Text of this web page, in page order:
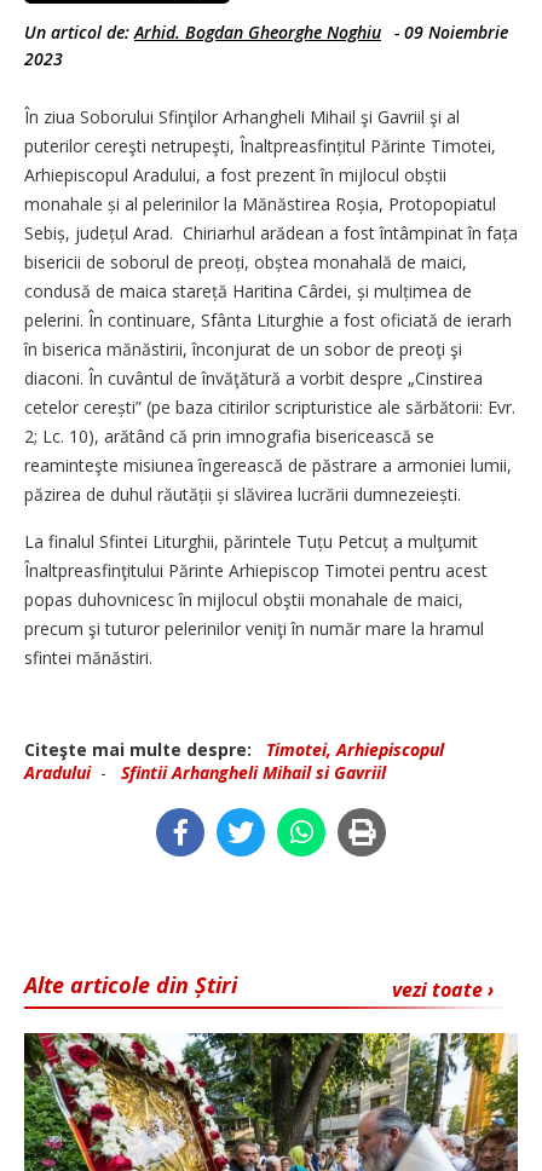
Un articol de:Arhid. Bogdan Gheorghe Noghiu - 09 Noiembrie
2023
În ziua Soborului Sfinţilor Arhangheli Mihail şi Gavriil şi al
puterilor cereşti netrupeşti, Înaltpreasfințitul Părinte Timotei,
Arhiepiscopul Aradului, a fost prezent în mijlocul obștii
monahale și al pelerinilor la Mănăstirea Roșia, Protopopiatul
Sebiș, județul Arad. Chiriarhul arădean a fost întâmpinat în fața
bisericii de soborul de preoți, obștea monahală de maici,
condusă de maica stareță Haritina Cârdei, și mulțimea de
pelerini. În continuare, Sfânta Liturghie a fost oficiată de ierarh
în biserica mănăstirii, înconjurat de un sobor de preoţi şi
diaconi. În cuvântul de învăţătură a vorbit despre „Cinstirea
cetelor cerești” (pe baza citirilor scripturistice ale sărbătorii: Evr.
2; Lc. 10), arătând că prin imnografia bisericească se
reaminteşte misiunea îngerească de păstrare a armoniei lumii,
păzirea de duhul răutății și slăvirea lucrării dumnezeiești.
La finalul Sfintei Liturghii, părintele Tuțu Petcuț a mulţumit
Înaltpreasfinţitului Părinte Arhiepiscop Timotei pentru acest
popas duhovnicesc în mijlocul obştii monahale de maici,
precum şi tuturor pelerinilor veniţi în număr mare la hramul
sfintei mănăstiri.
Citeşte mai multe despre:
Timotei, Arhiepiscopul
Aradului- Sfintii Arhangheli Mihail si Gavriil
vezi toate ›
Alte articole din Știri